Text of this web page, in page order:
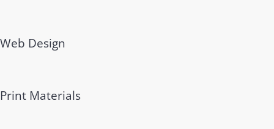
Web Design
Print Materials